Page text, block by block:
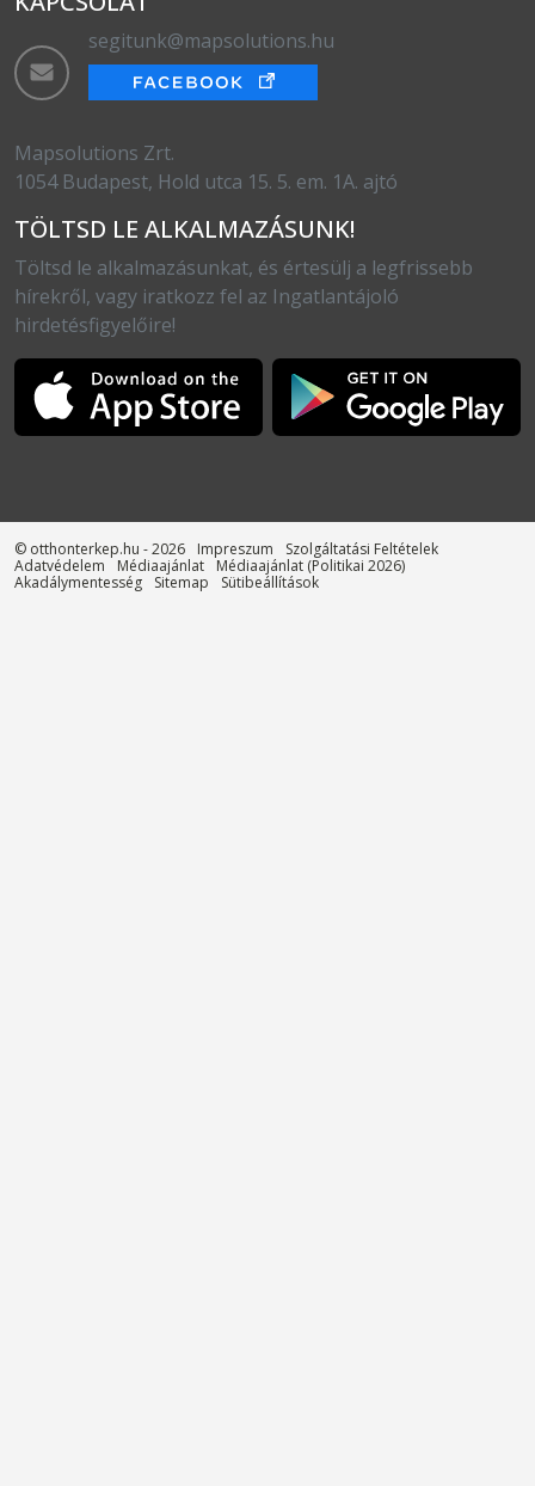
segitunk@mapsolutions.hu
Mapsolutions Zrt.
1054 Budapest, Hold utca 15. 5. em. 1A. ajtó
TÖLTSD LE ALKALMAZÁSUNK!
Töltsd le alkalmazásunkat, és értesülj a legfrissebb
hírekről, vagy iratkozz fel az Ingatlantájoló
hirdetésfigyelőire!
© otthonterkep.hu - 2026 Impreszum
Szolgáltatási Feltételek
Adatvédelem
Médiaajánlat
Médiaajánlat (Politikai 2026)
Akadálymentesség
Sitemap Sütibeállítások